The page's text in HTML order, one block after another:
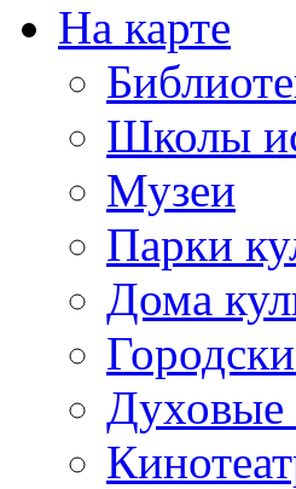
На карте
Школы
Музеи
Парки
Дома
Духовые